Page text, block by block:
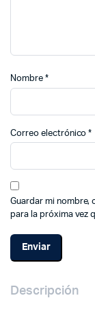
Nombre *
Correo electrónico*
Guardar mi nombre,
para la próxima vez
Descripción